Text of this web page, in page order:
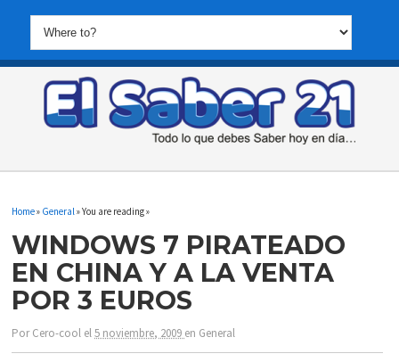
Home» General » You are reading »
WINDOWS 7 PIRATEADO
EN CHINA Y A LA VENTA
POR 3 EUROS
PorCero-cool el5 noviembre, 2009 en General